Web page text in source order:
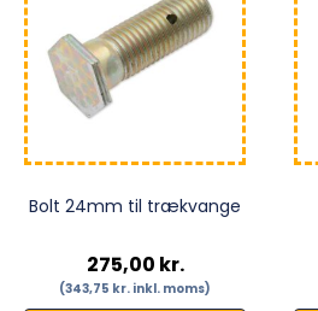
Bolt 24mm til trækvange
275,00 kr.
(343,75 kr. inkl. moms)